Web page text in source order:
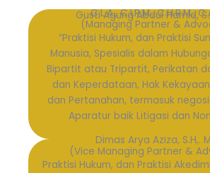
Gusti Agung Abdul Hamid,
C.L.A., C.I.R.M., C.H.R.M.,
(Managing Partner &
“Praktisi Hukum, dan Praktisi
Manusia, Spesialis dalam
Bipartit atau Tripartit, Perikatan
dan Keperdataan, Hak
dan Pertanahan, termasuk
Aparatur baik Litigasi dan
Dimas Arya Aziza, S.H,.
(Vice Managing Partner &
Praktisi Hukum, dan Praktisi